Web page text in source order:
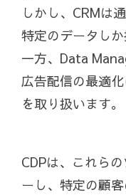
しかし、CRMは
特定のデータしか
一方、Data
広告配信の最適
を取り扱います。
CDPは、これら
ーし、特定の顧